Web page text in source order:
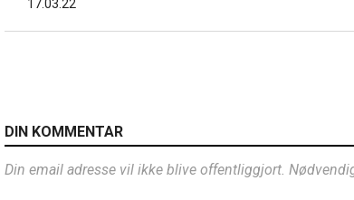
17.03.22
DIN KOMMENTAR
Din email adresse vil ikke blive offentliggjort.